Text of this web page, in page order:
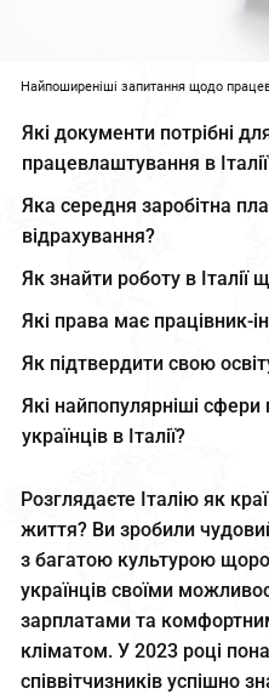
Найпоширеніші запитання щодо
Які документи потрібні
працевлаштування в
Яка середня заробітна
відрахування?
Як знайти роботу в Італії
Які права має працівник-
Як підтвердити свою
Які найпопулярніші
українців в Італії?
Розглядаєте Італію як
життя? Ви зробили
з багатою культурою
українців своїми
зарплатами та
кліматом. У 2023 році
співвітчизників успішно